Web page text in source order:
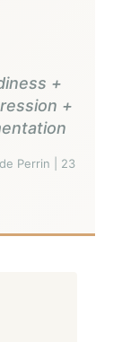
+
+
Perrin | 23